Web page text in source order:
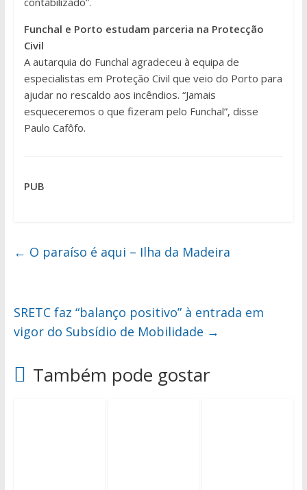
Funchal e Porto estudam parceria na Protecção
Civil
A autarquia do Funchal agradeceu à equipa de
especialistas em Proteção Civil que veio do Porto para
ajudar no rescaldo aos incêndios. “Jamais
esqueceremos o que fizeram pelo Funchal”, disse
Paulo Cafôfo.
PUB
← O paraíso é aqui – Ilha da Madeira
SRETC faz “balanço positivo” à entrada em
vigor do Subsídio de Mobilidade →
Também pode gostar